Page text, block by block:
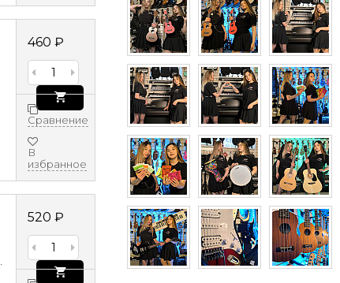
460 ₽
Сравнение
В
избранное
520 ₽